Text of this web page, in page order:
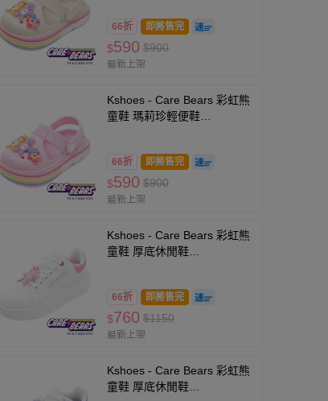
66折 即將售完
$590 $900
最新上架
Kshoes - Care Bears 彩虹熊
童鞋 瑪莉珍輕便鞋
66折 即將售完
$590 $900
最新上架
Kshoes - Care Bears 彩虹熊
童鞋 厚底休閒鞋
童段)
66折 即將售完
$760 $1150
最新上架
Kshoes - Care Bears 彩虹熊
童鞋 厚底休閒鞋